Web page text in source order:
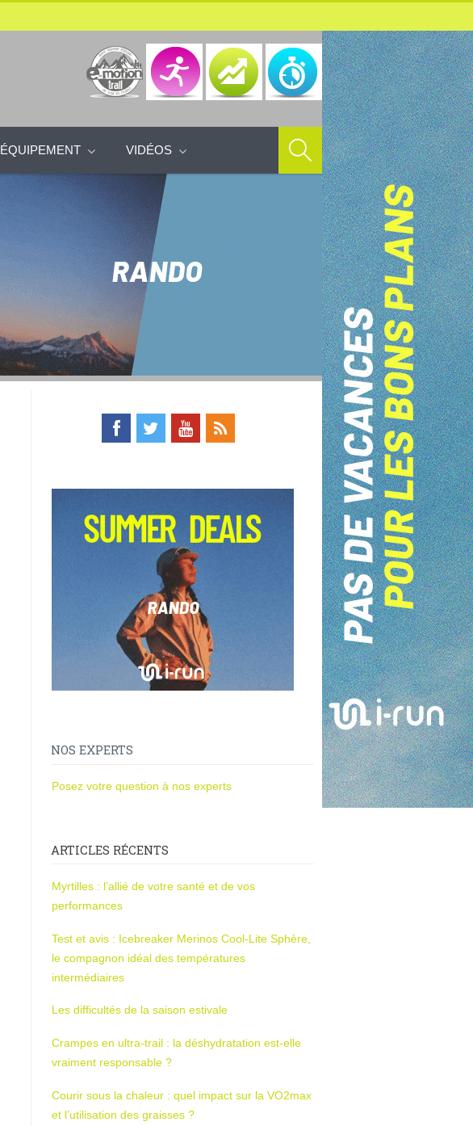
ÉQUIPEMENT VIDÉOS
NOS EXPERTS
Posez votre question à nos experts
ARTICLES RÉCENTS
Myrtilles : l’allié de votre santé et de vos
performances
Test et avis : Icebreaker Merinos Cool-Lite Sphère,
le compagnon idéal des températures
intermédiaires
Les difficultés de la saison estivale
Crampes en ultra-trail : la déshydratation est-elle
vraiment responsable ?
Courir sous la chaleur : quel impact sur la VO2max
et l’utilisation des graisses ?